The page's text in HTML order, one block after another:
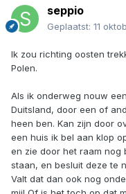
seppio
Geplaatst: 11
Ik zou richting oosten
Polen.
Als ik onderweg nouw
Duitsland, door een of
heen ben. Kan zijn door
een huis ik bel aan klop
en zie door het raam nog
staan, en besluit deze te
Valt dat dan ook nog